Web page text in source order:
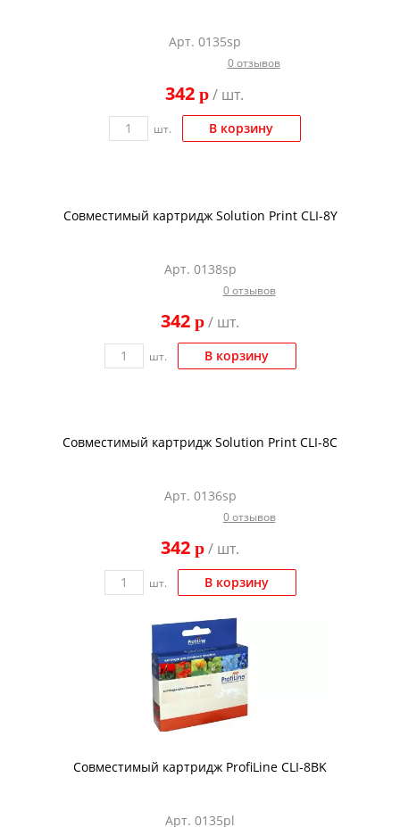
Арт. 0135sp
0 отзывов
342 p/ шт.
шт. В корзину
Совместимый картридж Solution Print CLI-8Y
Арт. 0138sp
0 отзывов
342 p/ шт.
шт. В корзину
Совместимый картридж Solution Print CLI-8C
Арт. 0136sp
0 отзывов
342 p/ шт.
шт. В корзину
Совместимый картридж ProfiLine CLI-8BK
Арт. 0135pl